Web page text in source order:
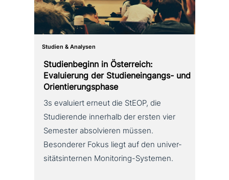
Studien & Analysen
Studienbeginn in Österreich:
Evaluierung der Studieneingangs- und
Orientierungsphase
3s evaluiert erneut die StEOP, die
Studierende innerhalb der ersten vier
Semester absol­vie­ren müssen.
Besonderer Fokus liegt auf den uni­ver­
si­täts­in­ter­nen Monitoring-Systemen.